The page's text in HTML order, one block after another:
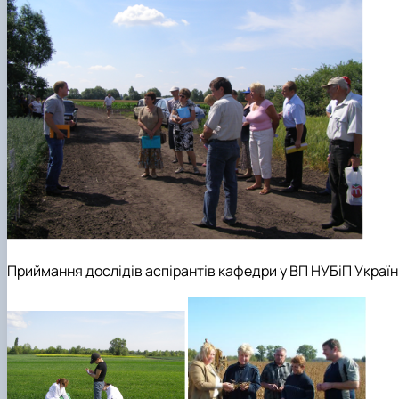
Приймання дослідів аспірантів кафедри у ВП НУБіП